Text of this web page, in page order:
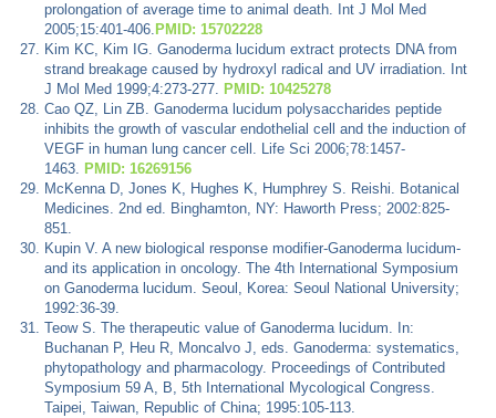
prolongation of average time to animal death. Int J Mol Med
2005;15:401-406. PMID: 15702228
Kim KC, Kim IG. Ganoderma lucidum extract protects DNA from
strand breakage caused by hydroxyl radical and UV irradiation. Int
J Mol Med 1999;4:273-277. PMID: 10425278
Cao QZ, Lin ZB. Ganoderma lucidum polysaccharides peptide
inhibits the growth of vascular endothelial cell and the induction of
VEGF in human lung cancer cell. Life Sci 2006;78:1457-
1463. PMID: 16269156
McKenna D, Jones K, Hughes K, Humphrey S. Reishi. Botanical
Medicines. 2nd ed. Binghamton, NY: Haworth Press; 2002:825-
851.
Kupin V. A new biological response modifier-Ganoderma lucidum-
and its application in oncology. The 4th International Symposium
on Ganoderma lucidum. Seoul, Korea: Seoul National University;
1992:36-39.
Teow S. The therapeutic value of Ganoderma lucidum. In:
Buchanan P, Heu R, Moncalvo J, eds. Ganoderma: systematics,
phytopathology and pharmacology. Proceedings of Contributed
Symposium 59 A, B, 5th International Mycological Congress.
Taipei, Taiwan, Republic of China; 1995:105-113.